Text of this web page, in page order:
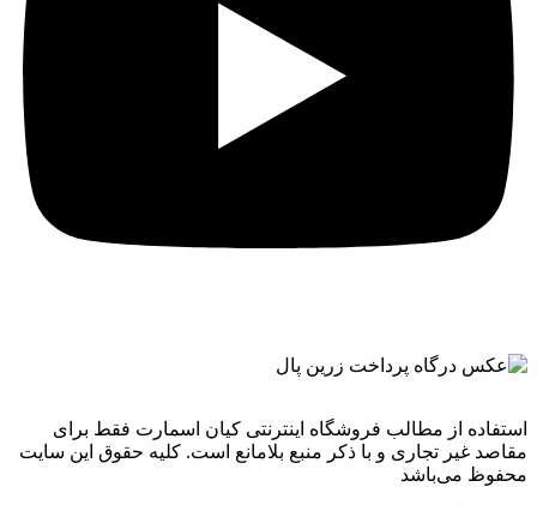
استفاده از مطالب فروشگاه اینترنتی کیان اسمارت فقط برای
مقاصد غیر تجاری و با ذکر منبع بلامانع است. کليه حقوق اين سايت
محفوظ می‌باشد